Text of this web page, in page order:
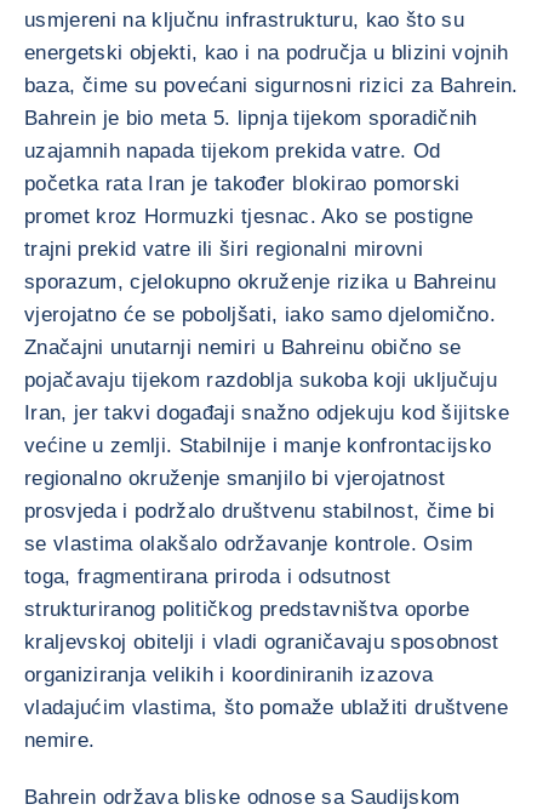
usmjereni na ključnu infrastrukturu, kao što su
energetski objekti, kao i na područja u blizini vojnih
baza, čime su povećani sigurnosni rizici za Bahrein.
Bahrein je bio meta 5. lipnja tijekom sporadičnih
uzajamnih napada tijekom prekida vatre. Od
početka rata Iran je također blokirao pomorski
promet kroz Hormuzki tjesnac. Ako se postigne
trajni prekid vatre ili širi regionalni mirovni
sporazum, cjelokupno okruženje rizika u Bahreinu
vjerojatno će se poboljšati, iako samo djelomično.
Značajni unutarnji nemiri u Bahreinu obično se
pojačavaju tijekom razdoblja sukoba koji uključuju
Iran, jer takvi događaji snažno odjekuju kod šijitske
većine u zemlji. Stabilnije i manje konfrontacijsko
regionalno okruženje smanjilo bi vjerojatnost
prosvjeda i podržalo društvenu stabilnost, čime bi
se vlastima olakšalo održavanje kontrole. Osim
toga, fragmentirana priroda i odsutnost
strukturiranog političkog predstavništva oporbe
kraljevskoj obitelji i vladi ograničavaju sposobnost
organiziranja velikih i koordiniranih izazova
vladajućim vlastima, što pomaže ublažiti društvene
nemire.
Bahrein održava bliske odnose sa Saudijskom